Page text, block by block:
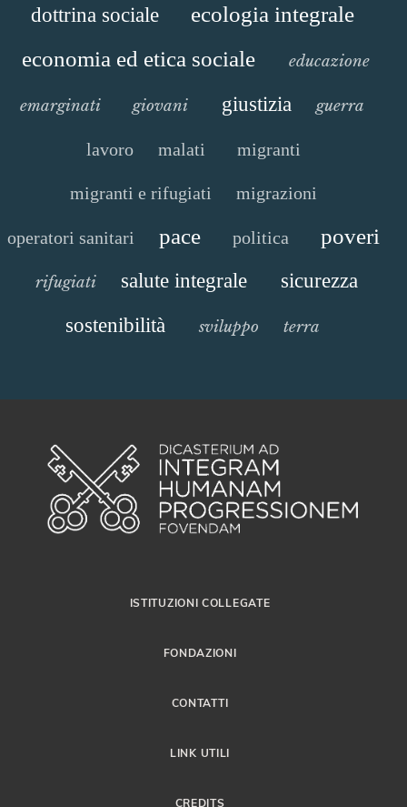
dottrina sociale
ecologia integrale
economia ed etica sociale
educazione
emarginati giovani giustizia guerra
lavoro malati migranti
migranti e rifugiati migrazioni
operatori sanitari pace politica poveri
rifugiati salute integrale
sicurezza
sostenibilità
sviluppo terra
ISTITUZIONI COLLEGATE
FONDAZIONI
CONTATTI
LINK UTILI
CREDITS